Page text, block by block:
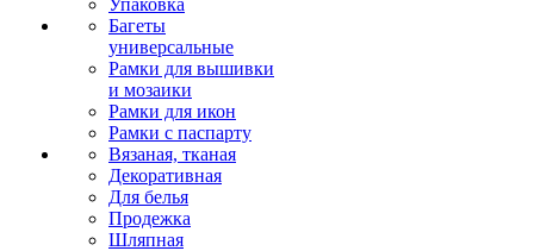
Упаковка
Багеты
универсальные
Рамки для вышивки
и мозаики
Рамки для икон
Рамки с паспарту
Вязаная, тканая
Декоративная
Для белья
Продежка
Шляпная